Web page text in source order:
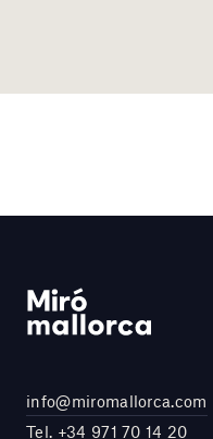
info@miromallorca.com
Tel. +34 971 70 14 20